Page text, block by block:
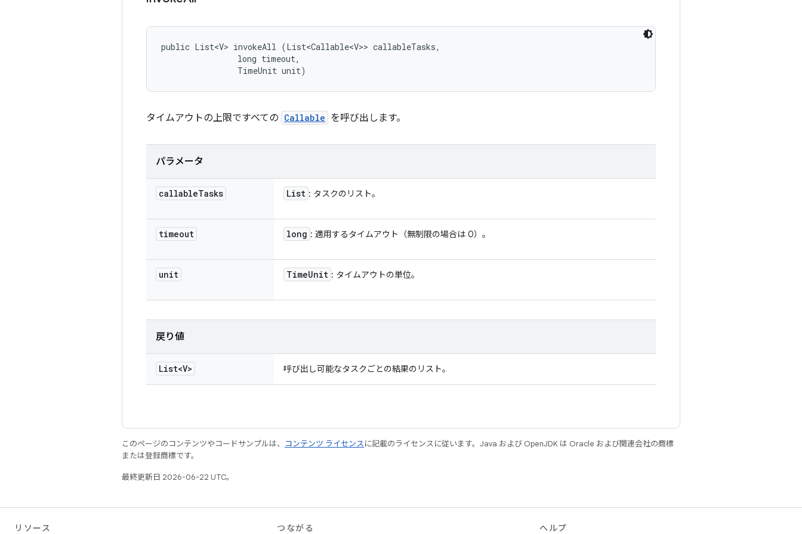
public List<V> invokeAll (List<Callable<V>> callableTasks,
                long timeout,
                TimeUnit unit)
タイムアウトの上限ですべての Callable を呼び出します。
パラメータ
callableTasks List : タスクのリスト。
timeout long : 適用するタイムアウト（無制限の場合は 0）。
unit TimeUnit : タイムアウトの単位。
戻り値
List<V> 呼び出し可能なタスクごとの結果のリスト。
このページのコンテンツやコードサンプルは、 コンテンツ ライセンスに記載のライセンスに従います。Java および OpenJDK は Oracle および関連会社の商標
または登録商標です。
最終更新日 2026-06-22 UTC。
リソース つながる ヘルプ